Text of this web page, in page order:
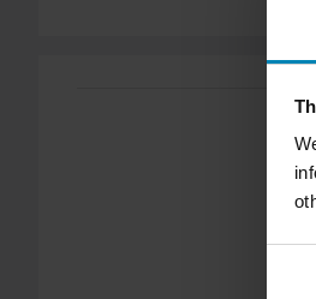
returnera gäller inte för
för mer